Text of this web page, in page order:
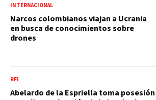
INTERNACIONAL
Narcos colombianos viajan a Ucrania
en busca de conocimientos sobre
drones
RFI
Abelardo de la Espriella toma posesión